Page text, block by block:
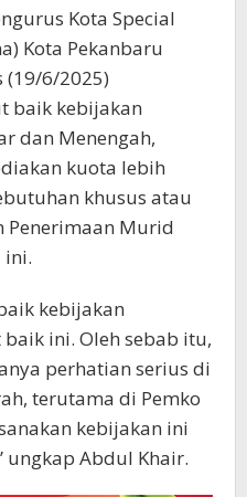
Kota Special
Kota Pekanbaru
(19/6/2025)
baik kebijakan
dan Menengah,
kuota lebih
khusus atau
Murid
ini.
kebijakan
ini. Oleh sebab itu,
perhatian serius di
terutama di Pemko
kebijakan ini
ungkap Abdul Khair.